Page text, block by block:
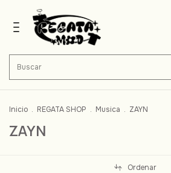
Inicio . REGATA SHOP . Musica . ZAYN
ZAYN
Ordenar